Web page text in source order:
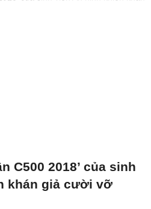
C500 2018’ của sinh
khán giả cười vỡ